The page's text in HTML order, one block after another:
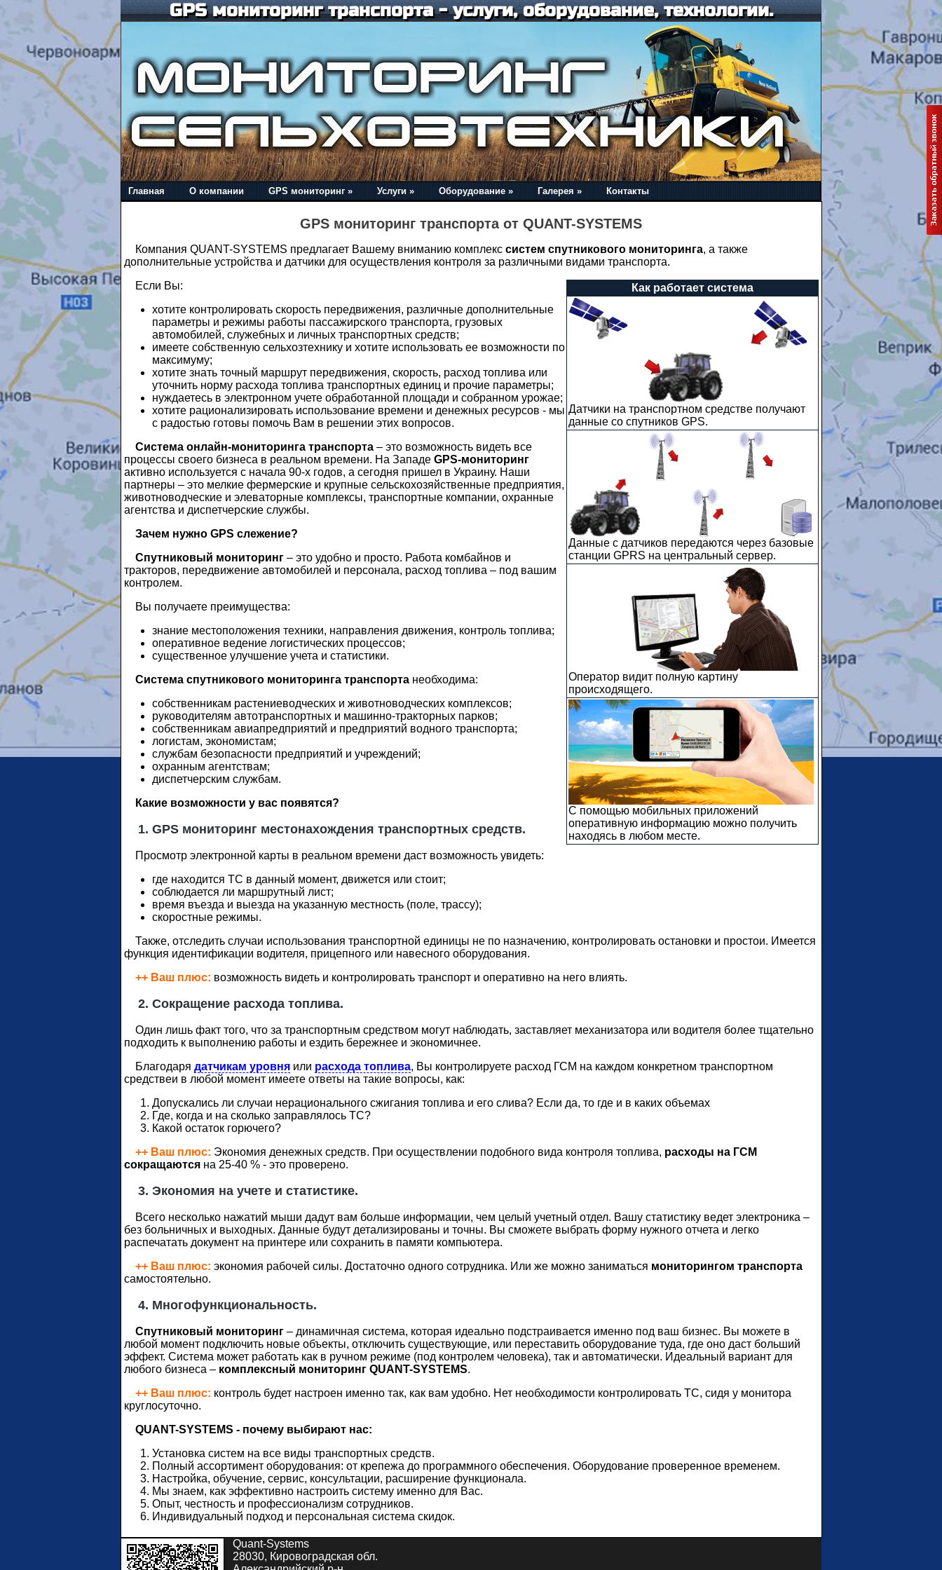
GPS мониторинг транспорта - услуги, оборудование, технологии.
Главная О компании GPS мониторинг » Услуги » Оборудование » Галерея » Контакты
GPS мониторинг транспорта от QUANT-SYSTEMS
Компания QUANT-SYSTEMS предлагает Вашему вниманию комплекс систем спутникового мониторинга, а также
дополнительные устройства и датчики для осуществления контроля за различными видами транспорта.
Как работает система
Датчики на транспортном средстве получают
данные со спутников GPS.
Данные с датчиков передаются через базовые
станции GPRS на центральный сервер.
Оператор видит полную картину
происходящего.
С помощью мобильных приложений
оперативную информацию можно получить
находясь в любом месте.
Если Вы:
хотите контролировать скорость передвижения, различные дополнительные
параметры и режимы работы пассажирского транспорта, грузовых
автомобилей, служебных и личных транспортных средств;
имеете собственную сельхозтехнику и хотите использовать ее возможности по
максимуму;
хотите знать точный маршрут передвижения, скорость, расход топлива или
уточнить норму расхода топлива транспортных единиц и прочие параметры;
нуждаетесь в электронном учете обработанной площади и собранном урожае;
хотите рационализировать использование времени и денежных ресурсов - мы
с радостью готовы помочь Вам в решении этих вопросов.
Система онлайн-мониторинга транспорта– это возможность видеть все
процессы своего бизнеса в реальном времени. На Западе GPS-мониторинг
активно используется с начала 90-х годов, а сегодня пришел в Украину. Наши
партнеры – это мелкие фермерские и крупные сельскохозяйственные предприятия,
животноводческие и элеваторные комплексы, транспортные компании, охранные
агентства и диспетчерские службы.
Зачем нужно GPS слежение?
Спутниковый мониторинг– это удобно и просто. Работа комбайнов и
тракторов, передвижение автомобилей и персонала, расход топлива – под вашим
контролем.
Вы получаете преимущества:
знание местоположения техники, направления движения, контроль топлива;
оперативное ведение логистических процессов;
существенное улучшение учета и статистики.
Система спутникового мониторинга транспортанеобходима:
собственникам растениеводческих и животноводческих комплексов;
руководителям автотранспортных и машинно-тракторных парков;
собственникам авиапредприятий и предприятий водного транспорта;
логистам, экономистам;
службам безопасности предприятий и учреждений;
охранным агентствам;
диспетчерским службам.
Какие возможности у вас появятся?
1. GPS мониторинг местонахождения транспортных средств.
Просмотр электронной карты в реальном времени даст возможность увидеть:
где находится ТС в данный момент, движется или стоит;
соблюдается ли маршрутный лист;
время въезда и выезда на указанную местность (поле, трассу);
скоростные режимы.
Также, отследить случаи использования транспортной единицы не по назначению, контролировать остановки и простои. Имеется
функция идентификации водителя, прицепного или навесного оборудования.
++ Ваш плюс: возможность видеть и контролировать транспорт и оперативно на него влиять.
2. Сокращение расхода топлива.
Один лишь факт того, что за транспортным средством могут наблюдать, заставляет механизатора или водителя более тщательно
подходить к выполнению работы и ездить бережнее и экономичнее.
Благодаря датчикам уровняили расхода топлива, Вы контролируете расход ГСМ на каждом конкретном транспортном
средствеи в любой момент имеете ответы на такие вопросы, как:
Допускались ли случаи нерационального сжигания топлива и его слива? Если да, то где и в каких объемах
Где, когда и на сколько заправлялось ТС?
Какой остаток горючего?
++ Ваш плюс: Экономия денежных средств. При осуществлении подобного вида контроля топлива, расходы на ГСМ
сокращаютсяна 25-40 % - это проверено.
3. Экономия на учете и статистике.
Всего несколько нажатий мыши дадут вам больше информации, чем целый учетный отдел. Вашу статистику ведет электроника –
без больничных и выходных. Данные будут детализированы и точны. Вы сможете выбрать форму нужного отчета и легко
распечатать документ на принтере или сохранить в памяти компьютера.
++ Ваш плюс: экономия рабочей силы. Достаточно одного сотрудника. Или же можно заниматься мониторингом транспорта
самостоятельно.
4. Многофункциональность.
Спутниковый мониторинг– динамичная система, которая идеально подстраивается именно под ваш бизнес. Вы можете в
любой момент подключить новые объекты, отключить существующие, или переставить оборудование туда, где оно даст больший
эффект. Система может работать как в ручном режиме (под контролем человека), так и автоматически. Идеальный вариант для
любого бизнеса – комплексный мониторинг QUANT-SYSTEMS.
++ Ваш плюс: контроль будет настроен именно так, как вам удобно. Нет необходимости контролировать ТС, сидя у монитора
круглосуточно.
QUANT-SYSTEMS - почему выбирают нас:
Установка систем на все виды транспортных средств.
Полный ассортимент оборудования: от крепежа до программного обеспечения. Оборудование проверенное временем.
Настройка, обучение, сервис, консультации, расширение функционала.
Мы знаем, как эффективно настроить систему именно для Вас.
Опыт, честность и профессионализм сотрудников.
Индивидуальный подход и персональная система скидок.
Quant-Systems
28030, Кировоградская обл.